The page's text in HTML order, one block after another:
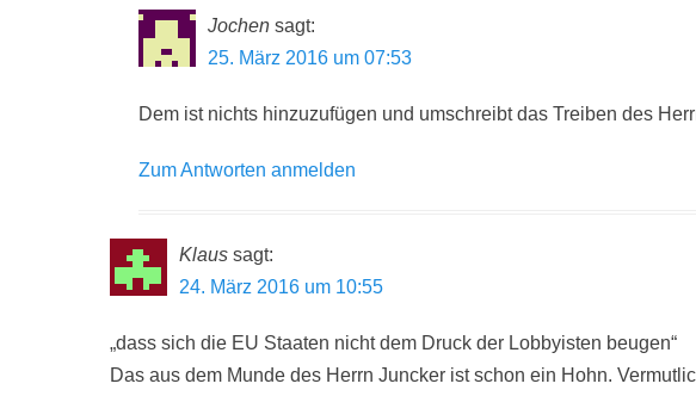
Jochen sagt:
25. März 2016 um 07:53
Dem ist nichts hinzuzufügen und umschreibt das Treiben des
Zum Antworten anmelden
Klaus sagt:
24. März 2016 um 10:55
„dass sich die EU Staaten nicht dem Druck der Lobbyisten beugen“
Das aus dem Munde des Herrn Juncker ist schon ein Hohn.